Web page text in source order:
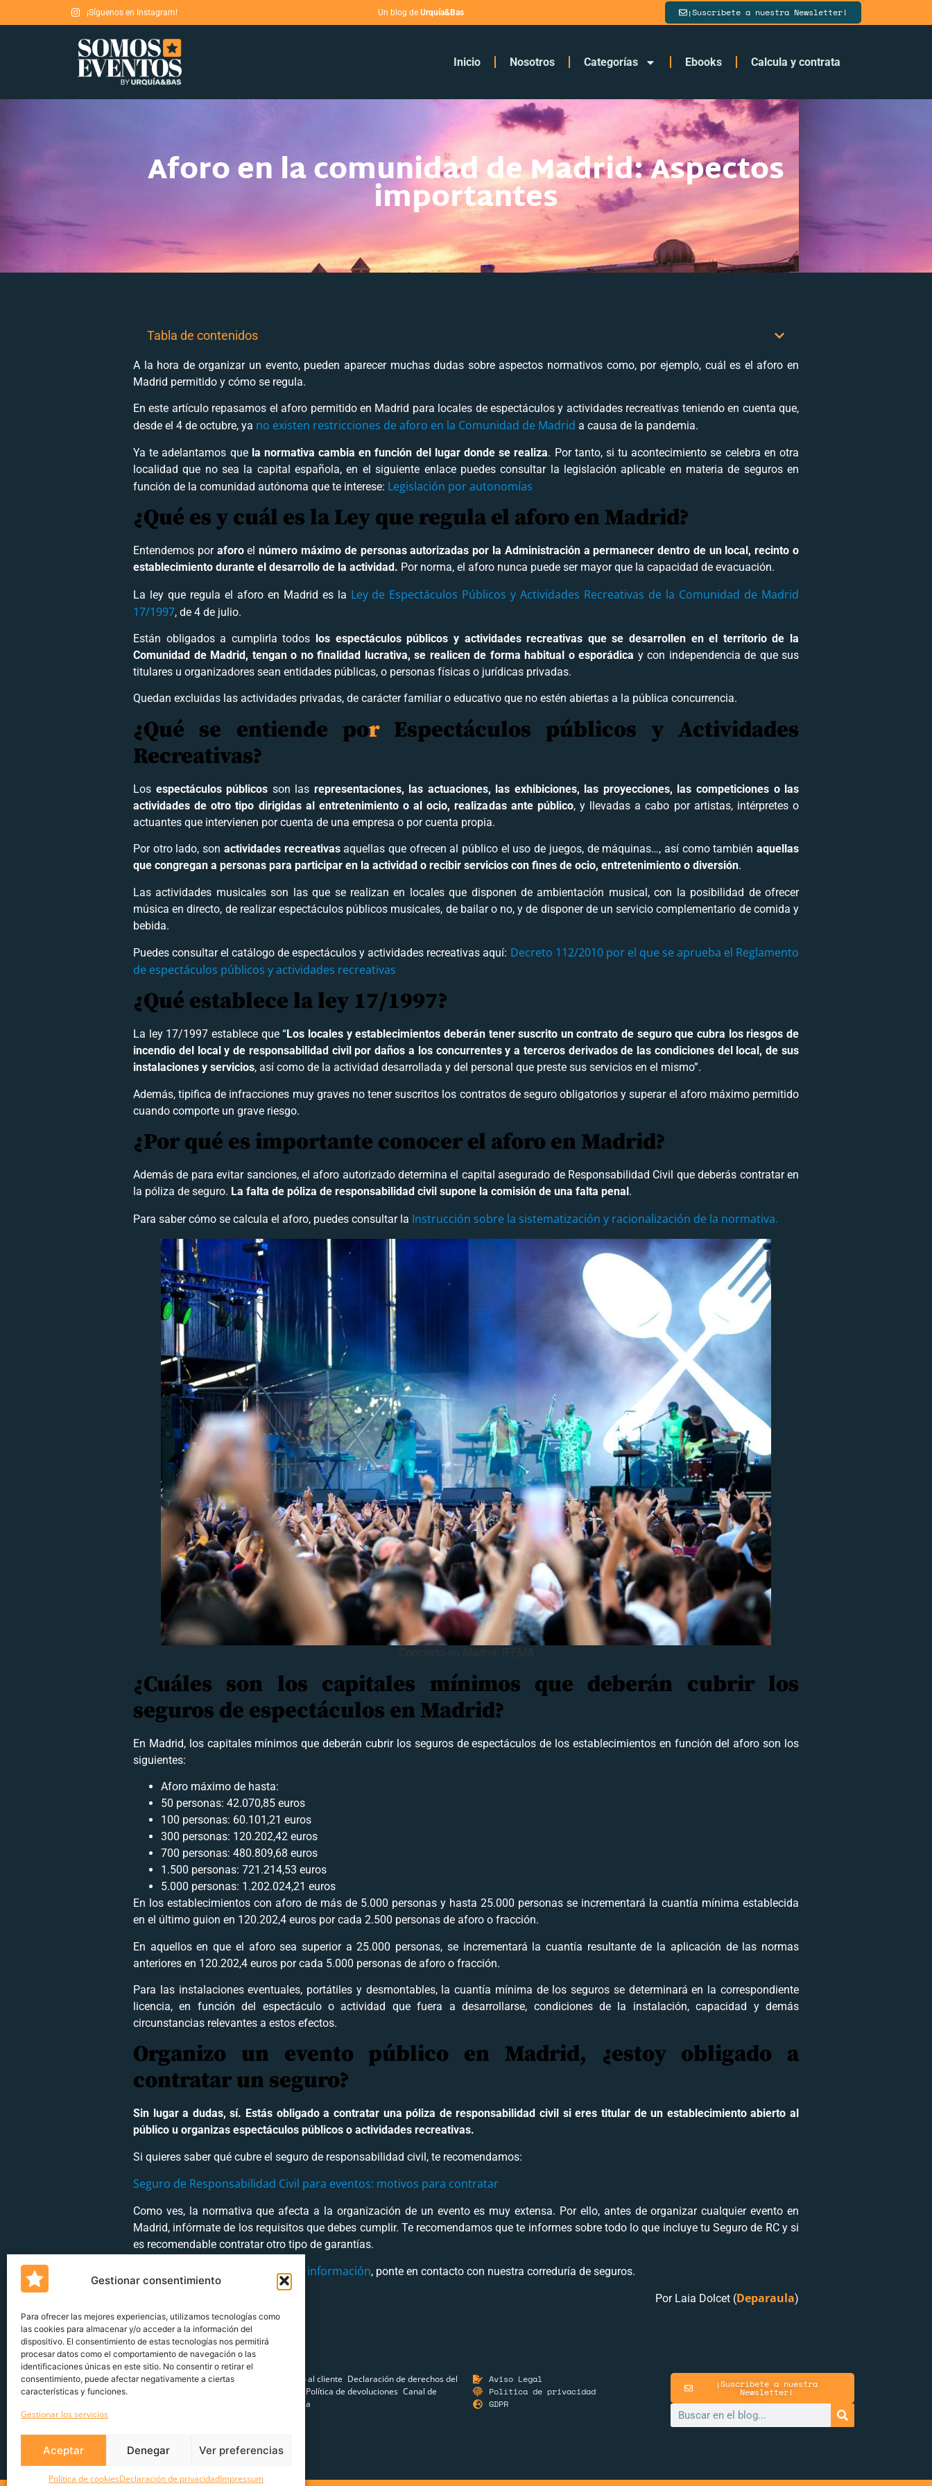
Gestionar consentimiento
Para ofrecer las mejores experiencias, utilizamos tecnologías como
las cookies para almacenar y/o acceder a la información del
dispositivo. El consentimiento de estas tecnologías nos permitirá
procesar datos como el comportamiento de navegación o las
identificaciones únicas en este sitio. No consentir o retirar el
consentimiento, puede afectar negativamente a ciertas
características y funciones.
Gestionar los servicios
Aceptar Denegar Ver preferencias
Política de cookiesDeclaración de privacidadImpressum
¡Síguenos en Instagram! Un blog deUrquía&Bas ¡Suscríbete a nuestra Newsletter!
Inicio Nosotros Categorías Ebooks Calcula y contrata
Aforo en la comunidad de Madrid: Aspectos
importantes
Tabla de contenidos
A la hora de organizar un evento, pueden aparecer muchas dudas sobre aspectos normativos como, por ejemplo, cuál es el aforo en
Madrid permitido y cómo se regula.
En este artículo repasamos el aforo permitido en Madrid para locales de espectáculos y actividades recreativas teniendo en cuenta que,
desde el 4 de octubre, ya no existen restricciones de aforo en la Comunidad de Madrid a causa de la pandemia.
Ya te adelantamos que la normativa cambia en función del lugar donde se realiza. Por tanto, si tu acontecimiento se celebra en otra
localidad que no sea la capital española, en el siguiente enlace puedes consultar la legislación aplicable en materia de seguros en
función de la comunidad autónoma que te interese: Legislación por autonomías
¿Qué es y cuál es la Ley que regula el aforo en Madrid?
Entendemos por aforoelnúmero máximo de personas autorizadas por la Administración a permanecer dentro de un local, recinto o
establecimiento durante el desarrollo de la actividad. Por norma, el aforo nunca puede ser mayor que la capacidad de evacuación.
La ley que regula el aforo en Madrid es la Ley de Espectáculos Públicos y Actividades Recreativas de la Comunidad de Madrid
17/1997, de 4 de julio.
Están obligados a cumplirla todos los espectáculos públicos y actividades recreativas que se desarrollen en el territorio de la
Comunidad de Madrid, tengan o no finalidad lucrativa, se realicen de forma habitual o esporádica y con independencia de que sus
titulares u organizadores sean entidades públicas, o personas físicas o jurídicas privadas.
Quedan excluidas las actividades privadas, de carácter familiar o educativo que no estén abiertas a la pública concurrencia.
¿Qué se entiende por Espectáculos públicos y Actividades
Recreativas?
Los espectáculos públicos son las representaciones, las actuaciones, las exhibiciones, las proyecciones, las competiciones o las
actividades de otro tipo dirigidas al entretenimiento o al ocio, realizadas ante público, y llevadas a cabo por artistas, intérpretes o
actuantes que intervienen por cuenta de una empresa o por cuenta propia.
Por otro lado, son actividades recreativasaquellas que ofrecen al público el uso de juegos, de máquinas…, así como tambiénaquellas
que congregan a personas para participar en la actividad o recibir servicios con fines de ocio, entretenimiento o diversión.
Las actividades musicales son las que se realizan en locales que disponen de ambientación musical, con la posibilidad de ofrecer
música en directo, de realizar espectáculos públicos musicales, de bailar o no, y de disponer de un servicio complementario de comida y
bebida.
Puedes consultar el catálogo de espectáculos y actividades recreativas aquí: Decreto 112/2010 por el que se aprueba el Reglamento
de espectáculos públicos y actividades recreativas
¿Qué establece la ley 17/1997?
La ley 17/1997 establece que “Los locales y establecimientos deberán tener suscrito un contrato de seguro que cubra los riesgos de
incendio del local y de responsabilidad civil por daños a los concurrentes y a terceros derivados de las condiciones del local, de sus
instalaciones y servicios, así como de la actividad desarrollada y del personal que preste sus servicios en el mismo”.
Además, tipifica de infracciones muy graves no tener suscritos los contratos de seguro obligatorios y superar el aforo máximo permitido
cuando comporte un grave riesgo.
¿Por qué es importante conocer el aforo en Madrid?
Además de para evitar sanciones, el aforo autorizado determina el capital asegurado de Responsabilidad Civil que deberás contratar en
la póliza de seguro. La falta de póliza de responsabilidad civil supone la comisión de una falta penal.
Para saber cómo se calcula el aforo, puedes consultar la Instrucción sobre la sistematización y racionalización de la normativa.
Concierto en Madrid- IFEMA
¿Cuáles son los capitales mínimos que deberán cubrir los
seguros de espectáculos en Madrid?
En Madrid, los capitales mínimos que deberán cubrir los seguros de espectáculos de los establecimientos en función del aforo son los
siguientes:
Aforo máximo de hasta:
50 personas: 42.070,85 euros
100 personas: 60.101,21 euros
300 personas: 120.202,42 euros
700 personas: 480.809,68 euros
1.500 personas: 721.214,53 euros
5.000 personas: 1.202.024,21 euros
En los establecimientos con aforo de más de 5.000 personas y hasta 25.000 personas se incrementará la cuantía mínima establecida
en el último guion en 120.202,4 euros por cada 2.500 personas de aforo o fracción.
En aquellos en que el aforo sea superior a 25.000 personas, se incrementará la cuantía resultante de la aplicación de las normas
anteriores en 120.202,4 euros por cada 5.000 personas de aforo o fracción.
Para las instalaciones eventuales, portátiles y desmontables, la cuantía mínima de los seguros se determinará en la correspondiente
licencia, en función del espectáculo o actividad que fuera a desarrollarse, condiciones de la instalación, capacidad y demás
circunstancias relevantes a estos efectos.
Organizo un evento público en Madrid, ¿estoy obligado a
contratar un seguro?
Sin lugar a dudas, sí. Estás obligado a contratar una póliza de responsabilidad civil si eres titular de un establecimiento abierto al
público u organizas espectáculos públicos o actividades recreativas.
Si quieres saber qué cubre el seguro de responsabilidad civil, te recomendamos:
Seguro de Responsabilidad Civil para eventos: motivos para contratar
Como ves, la normativa que afecta a la organización de un evento es muy extensa. Por ello, antes de organizar cualquier evento en
Madrid, infórmate de los requisitos que debes cumplir. Te recomendamos que te informes sobre todo lo que incluye tu Seguro de RC y si
es recomendable contratar otro tipo de garantías.
Si tienes dudas o quieres ampliar la información, ponte en contacto con nuestra correduría de seguros.
Por Laia Dolcet (Deparaula)
Urquía&Bas
Servicio al cliente Declaración de derechos del
Política de devoluciones Canal de
denuncia
Aviso Legal
Política de privacidad
GDPR
¡Suscríbete a nuestra
Newsletter!